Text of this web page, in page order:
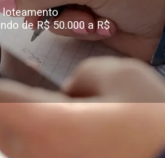
loteamento
de R$ 50.000 a R$